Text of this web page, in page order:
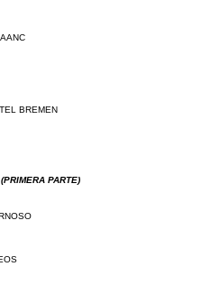
BREMEN
PARTE)